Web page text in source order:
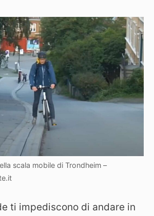
scala mobile di Trondheim –
ti impediscono di andare in